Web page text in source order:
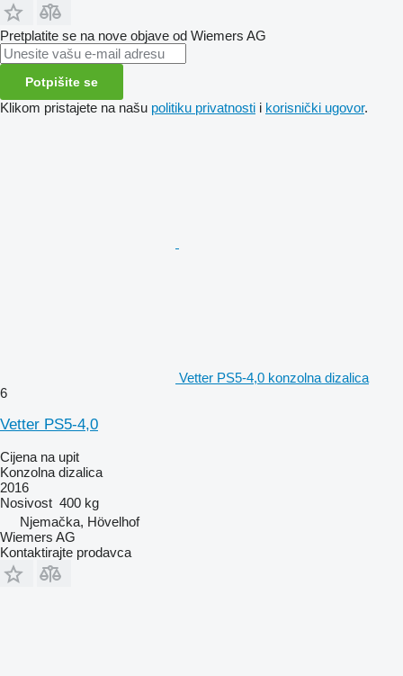
Pretplatite se na nove objave od Wiemers AG
Potpišite se
Klikom pristajete na našu politiku privatnosti i korisnički ugovor.
Vetter PS5-4,0 konzolna dizalica
6
Vetter PS5-4,0
Cijena na upit
Konzolna dizalica
2016
Nosivost 400 kg
Njemačka, Hövelhof
Wiemers AG
Kontaktirajte prodavca